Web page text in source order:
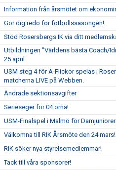
Information från årsmötet om
Gör dig redo för fotbollssäsongen!
Stöd Rosersbergs IK via ditt
Utbildningen "Världens bästa Coach/
25 april
USM steg 4 för A-Flickor spelas i
matcherna LIVE på Webben.
Ändrade sektionsavgifter
Serieseger för 04:orna!
USM-Finalspel i Malmö för
Välkomna till RIK Årsmöte den 24 mars!
RIK söker nya styrelsemedlemmar!
Tack till våra sponsorer!